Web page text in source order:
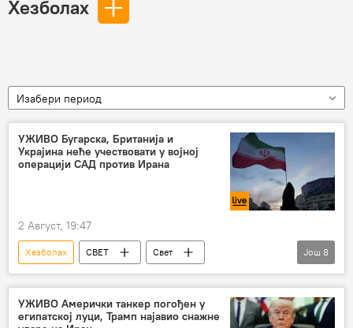
Хезболах
Изабери период
УЖИВО Бугарска, Британија и
Украјина неће учествовати у војној
операцији САД против Ирана
2 Август, 19:47
Хезболах СВЕТ
Свет
Свет – политика
Иран
САД
Сукоб на Блиском истоку
Бенјамин Нетанијаху
Израел
Још 8
УЖИВО Амерички танкер погођен у
египатској луци, Трамп најавио снажне